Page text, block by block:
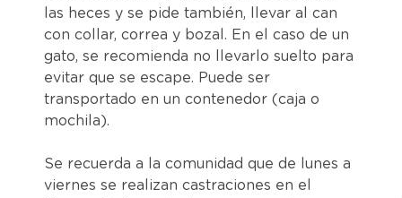
las heces y se pide también, llevar al can
con collar, correa y bozal. En el caso de un
gato, se recomienda no llevarlo suelto para
evitar que se escape. Puede ser
transportado en un contenedor (caja o
mochila).
Se recuerda a la comunidad que de lunes a
viernes se realizan castraciones en el